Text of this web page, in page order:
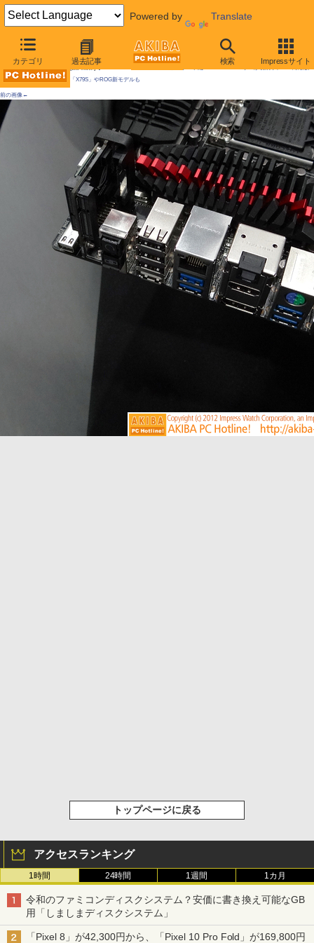
Powered by Translate
カテゴリ 過去記事 検索 Impressサイト
AKIBA PC Hotline!
「X79S」やROG新モデルも
前の画像←
トップページに戻る
アクセスランキング
1時間 24時間 1週間 1カ月
令和のファミコンディスクシステム？安価に書き換え可能なGB
用「しましまディスクシステム」
「Pixel 8」が42,300円から、「Pixel 10 Pro Fold」が169,800円